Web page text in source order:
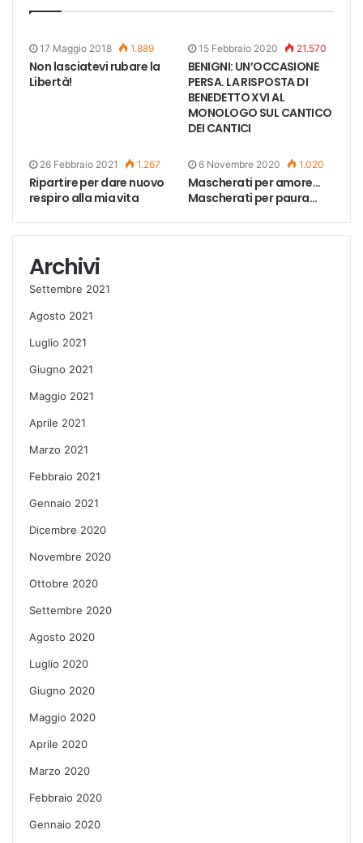
17 Maggio 2018 1.889
Non lasciatevi rubare la
Libertà!
15 Febbraio 2020 21.570
BENIGNI: UN’OCCASIONE
PERSA. LA RISPOSTA DI
BENEDETTO XVI AL
MONOLOGO SUL CANTICO
DEI CANTICI
26 Febbraio 2021 1.267
Ripartire per dare nuovo
respiro alla mia vita
6 Novembre 2020 1.020
Mascherati per amore…
Mascherati per paura…
Archivi
Settembre 2021
Agosto 2021
Luglio 2021
Giugno 2021
Maggio 2021
Aprile 2021
Marzo 2021
Febbraio 2021
Gennaio 2021
Dicembre 2020
Novembre 2020
Ottobre 2020
Settembre 2020
Agosto 2020
Luglio 2020
Giugno 2020
Maggio 2020
Aprile 2020
Marzo 2020
Febbraio 2020
Gennaio 2020